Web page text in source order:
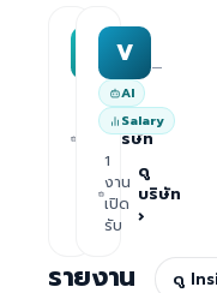
MAA group
—
งาน ดู
บริษัท
V —
AI
Salary
1
งาน
เปิด
รับ
ดู
บริษัท
›
รายงาน
ดู